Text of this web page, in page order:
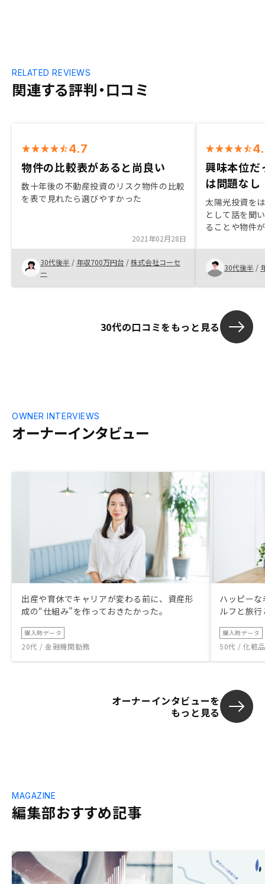
関連する評判・口コミ
RELATED REVIEWS
4.7
物件の比較表があると尚良い
数十年後の不動産投資のリスク物件の比較
を表で見れたら選びやすかった
2021年02月28日
30代後半 / 年収700万円台 /株式会社コーセ
ー
興味本位だ
は問題なし
太陽光投資を
として話を聞
ることや物件
購入し、現在
は太陽光を買
陽光が買えな
った方が良い
なったが今の
いで友人に勧
ていただきた
30代後半 /
30代の口コミをもっと見る
オーナーインタビュー
OWNER INTERVIEWS
出産や育休でキャリアが変わる前に、資産形
成の“仕組み”を作っておきたかった。
購入時データ
20代 / 金融機関勤務
ハッピー
ルフと旅
購入時データ
50代 / 化粧
オーナーインタビューを
もっと見る
編集部おすすめ記事
MAGAZINE